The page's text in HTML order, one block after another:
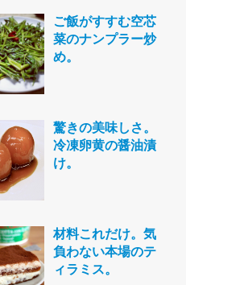
ご飯がすすむ空芯
菜のナンプラー炒
め。
驚きの美味しさ。
冷凍卵黄の醤油漬
け。
材料これだけ。気
負わない本場のテ
ィラミス。